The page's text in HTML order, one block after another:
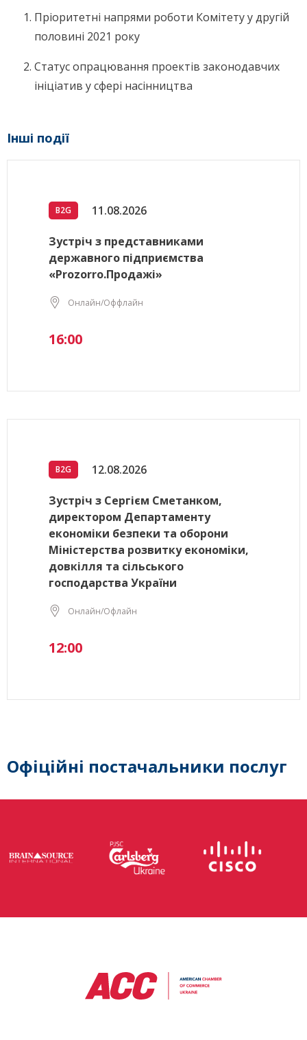
Пріоритетні напрями роботи Комітету у другій
половині 2021 року
Статус опрацювання проектів законодавчих
ініціатив у сфері насінництва
Інші події
B2G 11.08.2026
Зустріч з представниками
державного підприємства
«Prozorro.Продажі»
Онлайн/Оффлайн
16:00
B2G 12.08.2026
Зустріч з Сергієм Сметанком,
директором Департаменту
економіки безпеки та оборони
Міністерства розвитку економіки,
довкілля та сільського
господарства України
Онлайн/Офлайн
12:00
Офіційні постачальники послуг